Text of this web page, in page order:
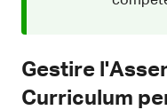
Gestire
Curriculum